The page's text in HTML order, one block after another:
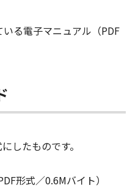
る電子マニュアル（PDF
したものです。
形式／0.6Mバイト）